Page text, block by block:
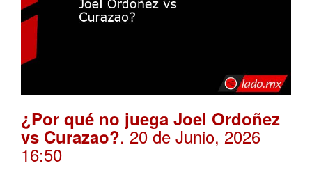
¿Por qué no juega Joel Ordoñez
vs Curazao?. 20 de Junio, 2026
16:50